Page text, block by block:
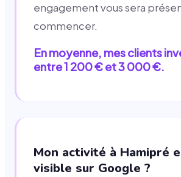
engagement vous sera
commencer.
En moyenne, mes clients
entre 1 200 € et 3 000 €.
Mon activité à Hamipré
visible sur Google ?